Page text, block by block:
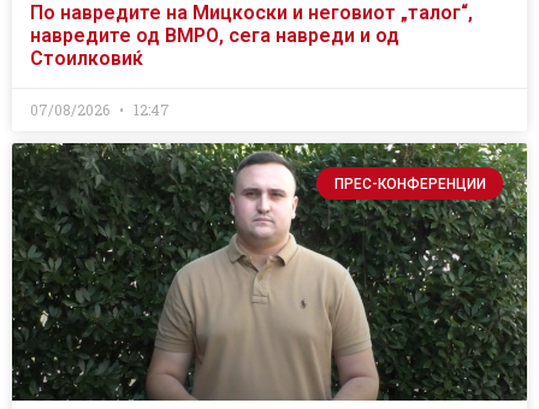
По навредите на Мицкоски и неговиот „талог“,
навредите од ВМРО, сега навреди и од
Стоилковиќ
07/08/2026 12:47
ПРЕС-КОНФЕРЕНЦИИ